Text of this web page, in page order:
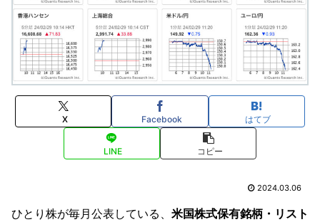
X Facebook はてブ
LINE コピー
2024.03.06
ひとり株が毎月公表している、 米国株式保有銘柄・リスト